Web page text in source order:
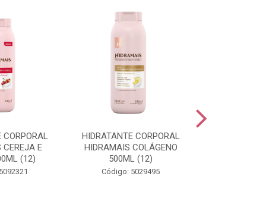
CORPORAL
CEREJA E
(12)
HIDRATANTE CORPORAL
HIDRAMAIS COLÁGENO
500ML (12)
Código: 5029495